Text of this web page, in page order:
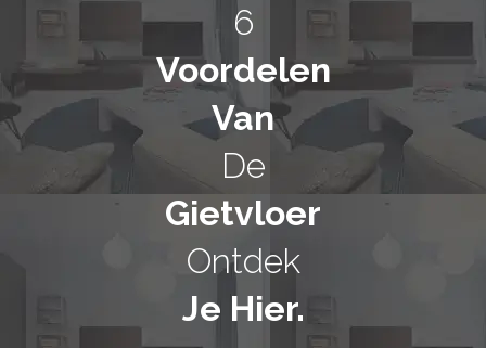
6
Voordelen
Van
De
Gietvloer
Ontdek
Je Hier.